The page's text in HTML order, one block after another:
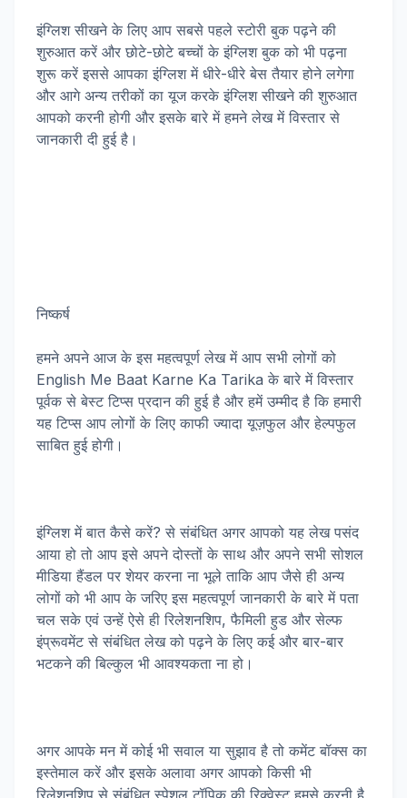
इंग्लिश सीखने के लिए आप सबसे पहले स्टोरी बुक पढ़ने की
शुरुआत करें और छोटे-छोटे बच्चों के इंग्लिश बुक को भी पढ़ना
शुरू करें इससे आपका इंग्लिश में धीरे-धीरे बेस तैयार होने लगेगा
और आगे अन्य तरीकों का यूज करके इंग्लिश सीखने की शुरुआत
आपको करनी होगी और इसके बारे में हमने लेख में विस्तार से
जानकारी दी हुई है।
निष्कर्ष
हमने अपने आज के इस महत्वपूर्ण लेख में आप सभी लोगों को
English Me Baat Karne Ka Tarika के बारे में विस्तार
पूर्वक से बेस्ट टिप्स प्रदान की हुई है और हमें उम्मीद है कि हमारी
यह टिप्स आप लोगों के लिए काफी ज्यादा यूज़फुल और हेल्पफुल
साबित हुई होगी।
इंग्लिश में बात कैसे करें? से संबंधित अगर आपको यह लेख पसंद
आया हो तो आप इसे अपने दोस्तों के साथ और अपने सभी सोशल
मीडिया हैंडल पर शेयर करना ना भूले ताकि आप जैसे ही अन्य
लोगों को भी आप के जरिए इस महत्वपूर्ण जानकारी के बारे में पता
चल सके एवं उन्हें ऐसे ही रिलेशनशिप, फैमिली हुड और सेल्फ
इंप्रूवमेंट से संबंधित लेख को पढ़ने के लिए कई और बार-बार
भटकने की बिल्कुल भी आवश्यकता ना हो।
अगर आपके मन में कोई भी सवाल या सुझाव है तो कमेंट बॉक्स का
इस्तेमाल करें और इसके अलावा अगर आपको किसी भी
रिलेशनशिप से संबंधित स्पेशल टॉपिक की रिक्वेस्ट हमसे करनी है